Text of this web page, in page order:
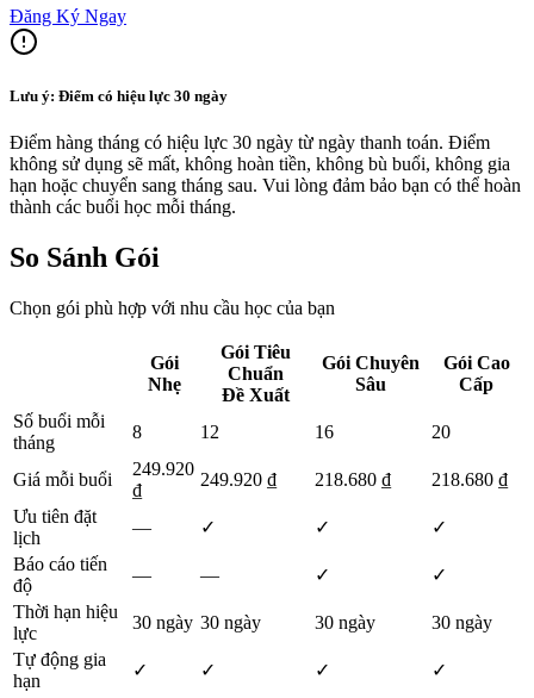
Đăng Ký Ngay
Lưu ý: Điểm có hiệu lực 30 ngày
Điểm hàng tháng có hiệu lực 30 ngày từ ngày thanh toán. Điểm
không sử dụng sẽ mất, không hoàn tiền, không bù buổi, không gia
hạn hoặc chuyển sang tháng sau. Vui lòng đảm bảo bạn có thể hoàn
thành các buổi học mỗi tháng.
So Sánh Gói
Chọn gói phù hợp với nhu cầu học của bạn
Gói
Nhẹ
Gói Tiêu
Chuẩn
Đề Xuất
Gói Chuyên
Sâu
Gói Cao
Cấp
Số buổi mỗi
tháng
8 12 16 20
Giá mỗi buổi
249.920
₫
249.920 ₫ 218.680 ₫
218.680 ₫
Ưu tiên đặt
lịch
— ✓ ✓
✓
Báo cáo tiến
độ
— — ✓
✓
Thời hạn hiệu
lực
30 ngày 30 ngày 30 ngày
30 ngày
Tự động gia
hạn
✓ ✓ ✓ ✓